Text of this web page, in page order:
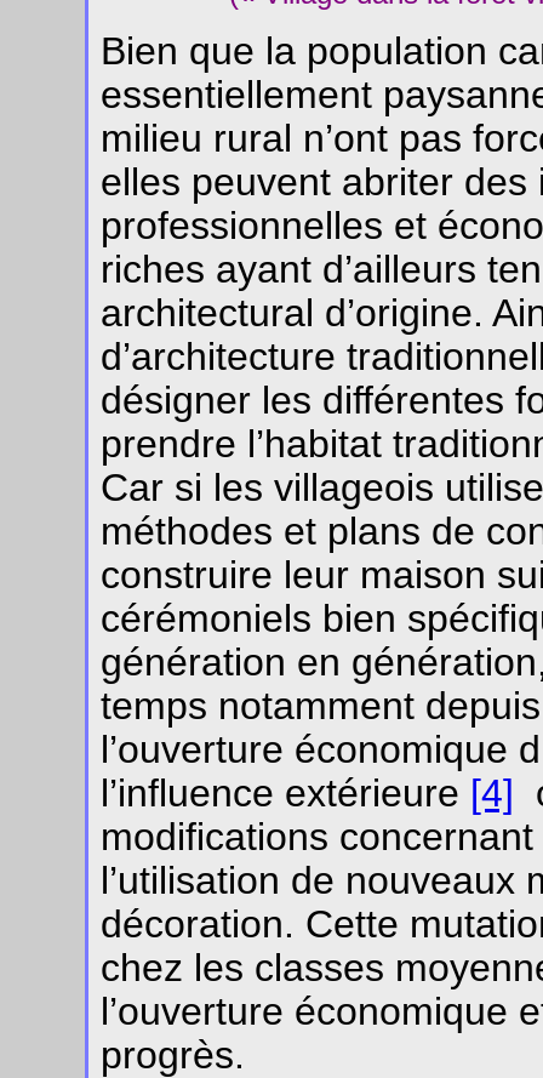
Bien que la population
essentiellement
milieu rural n’ont pas
elles peuvent abriter
professionnelles et
riches ayant d’ailleurs
architectural d’origine.
d’architecture
désigner les différentes
prendre l’habitat
Car si les villageois
méthodes et plans de
construire leur maison
cérémoniels bien
génération en
temps notamment
l’ouverture économique
l’influence extérieure [4]
modifications
l’utilisation de nouveaux
décoration. Cette
chez les classes
l’ouverture économique
progrès.